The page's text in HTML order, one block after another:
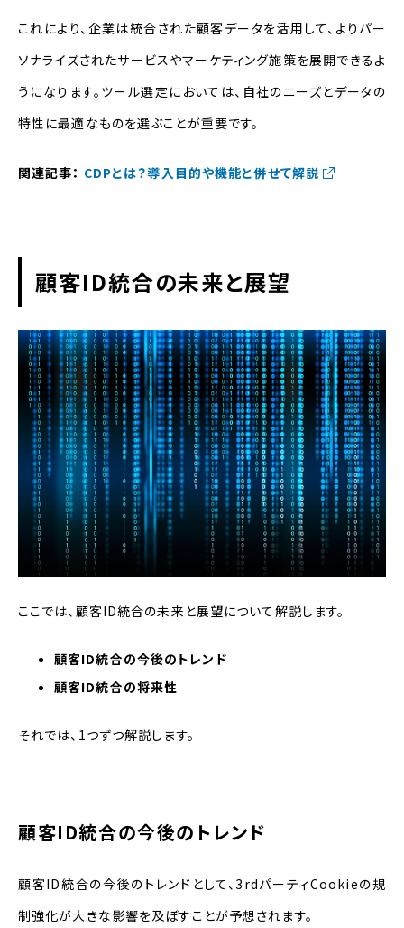
これにより、企業は統合された顧客データを活用して、よりパー
ソナライズされたサービスやマーケティング施策を展開できるよ
うになります。ツール選定においては、自社のニーズとデータの
特性に最適なものを選ぶことが重要です。
関連記事： CDPとは？導入目的や機能と併せて解説
顧客ID統合の未来と展望
ここでは、顧客ID統合の未来と展望について解説します。
顧客ID統合の今後のトレンド
顧客ID統合の将来性
それでは、1つずつ解説します。
顧客ID統合の今後のトレンド
顧客ID統合の今後のトレンドとして、3rdパーティCookieの規
制強化が大きな影響を及ぼすことが予想されます。